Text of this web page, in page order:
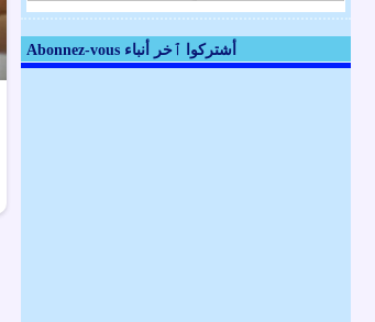
Abonnez-vous أشتركوا ٱخر أنباء